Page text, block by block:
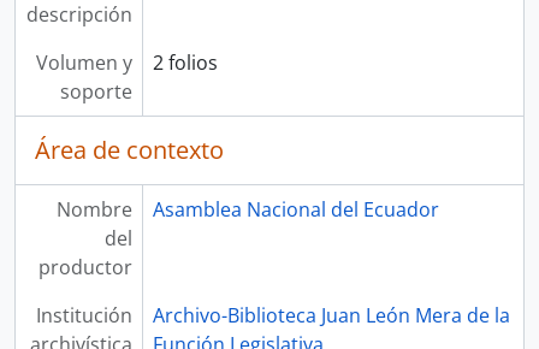
descripción
Volumen y
soporte
2 folios
Área de contexto
Nombre
del
productor
Asamblea Nacional del Ecuador
Institución
Archivo-Biblioteca Juan León Mera de la